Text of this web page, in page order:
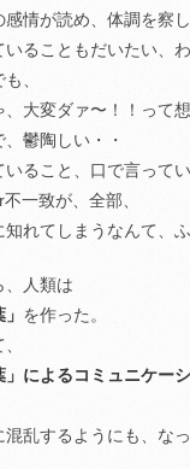
感情が読め、体調を察し
いることもだいたい、
、
、大変ダァ〜！！って
、鬱陶しい・・
いること、口で言って
一致が、全部、
知れてしまうなんて、
、人類は
を作った。
」によるコミュニケー
混乱するようにも、なっ